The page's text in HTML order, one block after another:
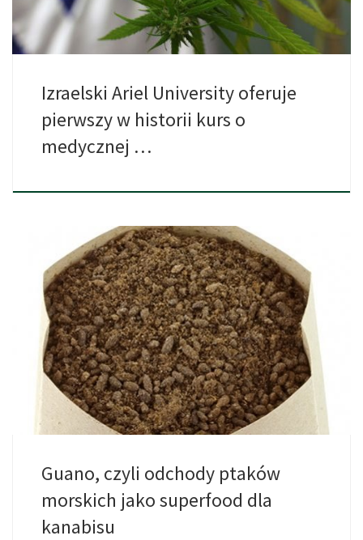
Izraelski Ariel University oferuje
pierwszy w historii kurs o
medycznej …
Nietoperze to zwierzęta bardzo towarzyskie i tworzące duże
kolonie, które […]
Guano, czyli odchody ptaków
morskich jako superfood dla
kanabisu